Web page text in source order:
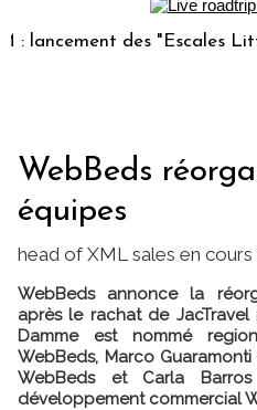
des "Escales
WebBeds
équipes
head of XML sales en
WebBeds annonce la
après le rachat de JacTravel
Damme est nommé
WebBeds, Marco
WebBeds et Carla
développement commercial